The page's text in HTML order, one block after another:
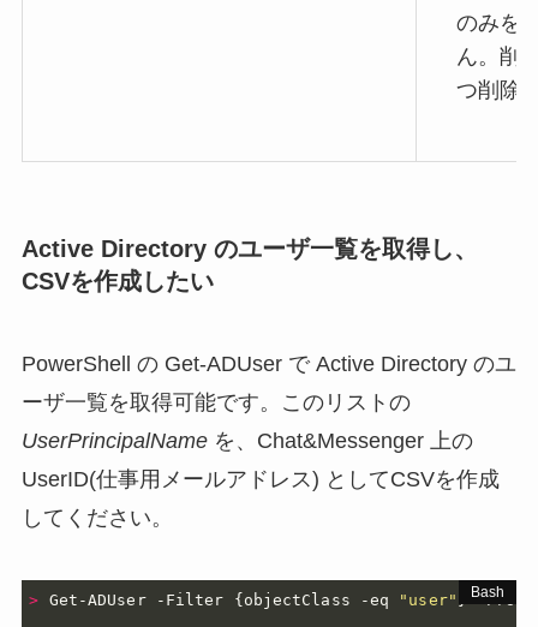
のみを
ん。削
つ削除
Active Directory のユーザ一覧を取得し、
CSVを作成したい
PowerShell の Get-ADUser で Active Directory のユ
ーザ一覧を取得可能です。このリストの
UserPrincipalNameを、Chat&Messenger 上の
UserID(仕事用メールアドレス) としてCSVを作成
してください。
> Get-ADUser -Filter {objectClass -eq "user" -